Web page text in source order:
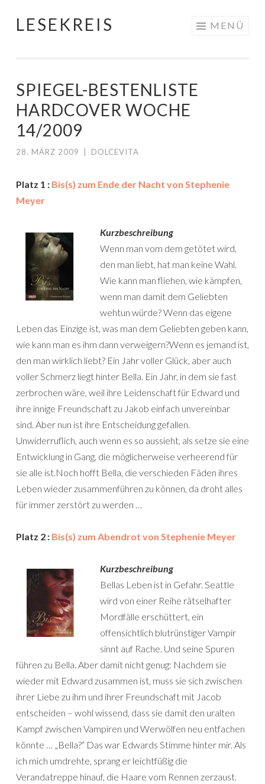
Springe
LESEKREIS MENÜ
SPIEGEL-BESTENLISTE
HARDCOVER WOCHE
14/2009
28. MÄRZ 2009 DOLCEVITA
Platz 1 : Bis(s) zum Ende der Nacht von Stephenie
Meyer
Kurzbeschreibung
Wenn man vom dem getötet wird,
den man liebt, hat man keine Wahl.
Wie kann man fliehen, wie kämpfen,
wenn man damit dem Geliebten
wehtun würde? Wenn das eigene
Leben das Einzige ist, was man dem Geliebten geben kann,
wie kann man es ihm dann verweigern?Wenn es jemand ist,
den man wirklich liebt? Ein Jahr voller Glück, aber auch
voller Schmerz liegt hinter Bella. Ein Jahr, in dem sie fast
zerbrochen wäre, weil ihre Leidenschaft für Edward und
ihre innige Freundschaft zu Jakob einfach unvereinbar
sind. Aber nun ist ihre Entscheidung gefallen.
Unwiderruflich, auch wenn es so aussieht, als setze sie eine
Entwicklung in Gang, die möglicherweise verheerend für
sie alle ist.Noch hofft Bella, die verschieden Fäden ihres
Leben wieder zusammenführen zu können, da droht alles
für immer zerstört zu werden …
Platz 2 : Bis(s) zum Abendrot von Stephenie Meyer
Kurzbeschreibung
Bellas Leben ist in Gefahr. Seattle
wird von einer Reihe rätselhafter
Mordfälle erschüttert, ein
offensichtlich blutrünstiger Vampir
sinnt auf Rache. Und seine Spuren
führen zu Bella. Aber damit nicht genug: Nachdem sie
wieder mit Edward zusammen ist, muss sie sich zwischen
ihrer Liebe zu ihm und ihrer Freundschaft mit Jacob
entscheiden – wohl wissend, dass sie damit den uralten
Kampf zwischen Vampiren und Werwölfen neu entfachen
könnte … „Bella?“ Das war Edwards Stimme hinter mir. Als
ich mich umdrehte, sprang er leichtfüßig die
Verandatreppe hinauf, die Haare vom Rennen zerzaust.